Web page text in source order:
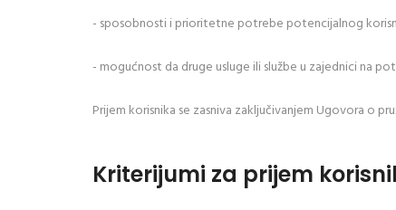
- sposobnosti i prioritetne potrebe potencijalnog
- mogućnost da druge usluge ili službe u zajednici na
Prijem korisnika se zasniva zaključivanjem Ugovora o
Kriterijumi za prijem